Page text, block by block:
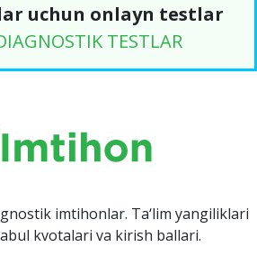
uchun onlayn testlar
TESTLAR
imtihonlar. Ta‘lim yangiliklari
kvotalari va kirish ballari.